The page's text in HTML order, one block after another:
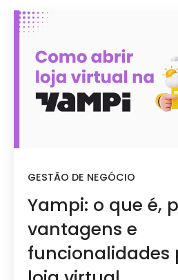
GESTÃO DE NEGÓCIO
Yampi: o que é,
vantagens e
funcionalidades